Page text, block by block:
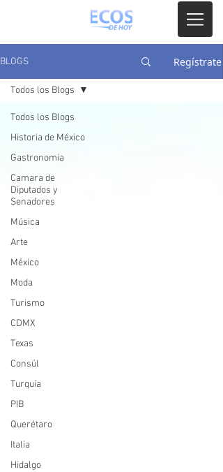
BLOGS Regístrate
Todos los Blogs
Historia de México
Gastronomia
Camara de
Diputados y
Senadores
Música
Arte
México
Moda
Turismo
CDMX
Texas
Consúl
Turquía
PIB
Querétaro
Italia
Hidalgo
Todos los Blogs